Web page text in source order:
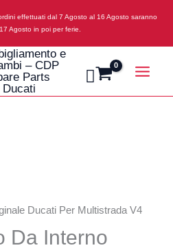
effettuati dal 7 Agosto al 16 Agosto saranno
Agosto in poi per ferie.
Ducati Per Multistrada V4
Da Interno